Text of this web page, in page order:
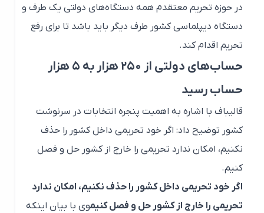
در حوزه تحریم معتقدم همه دستگاه‌های دولتی یک طرف و
دستگاه دیپلماسی کشور طرف دیگر باید باشد تا برای رفع
تحریم اقدام کند.
حساب‌های دولتی از ۲۵۰ هزار به ۵ هزار
حساب رسید
قالیباف با اشاره به اهمیت پنجره انتخابات در سرنوشت
کشور توضیح داد: اگر خود تحریمی داخل کشور را حذف
نکنیم، امکان ندارد تحریمی را خارج از کشور حل و فصل
کنیم.
اگر خود تحریمی داخل کشور را حذف نکنیم، امکان ندارد
تحریمی را خارج از کشور حل و فصل کنیموی با بیان اینکه